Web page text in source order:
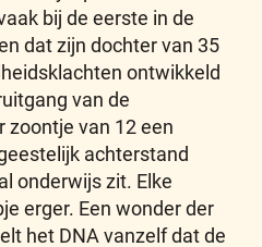
bij de eerste in de
dat zijn dochter van 35
ontwikkeld
van de
zoontje van 12 een
achterstand
onderwijs zit. Elke
erger. Een wonder der
het DNA vanzelf dat de